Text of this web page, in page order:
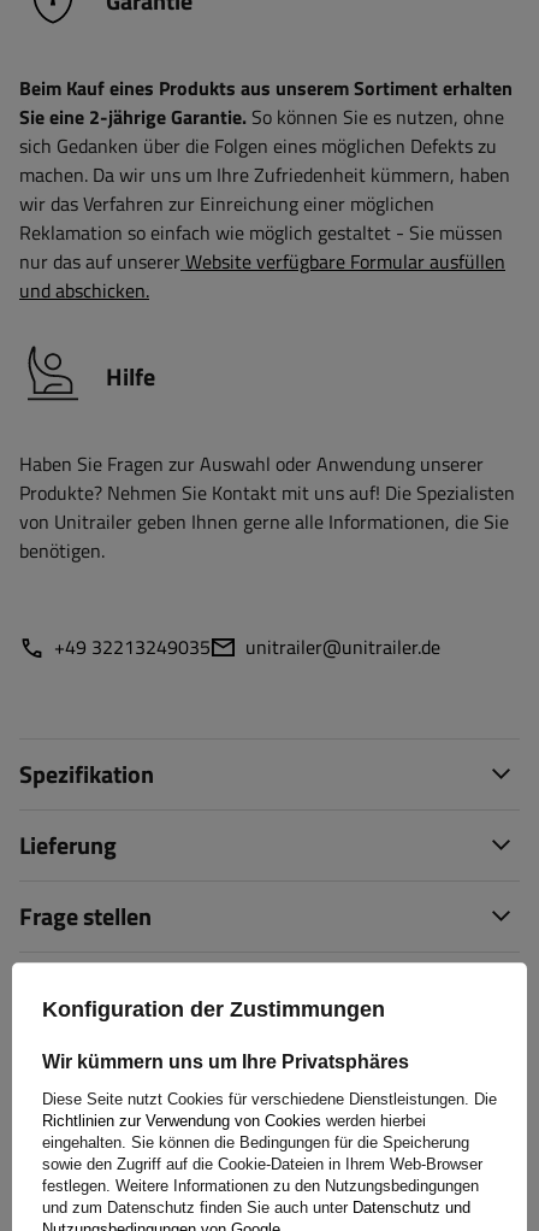
Beim Kauf eines Produkts aus unserem Sortiment erhalten
Sie eine 2-jährige Garantie. So können Sie es nutzen, ohne
sich Gedanken über die Folgen eines möglichen Defekts zu
machen. Da wir uns um Ihre Zufriedenheit kümmern, haben
wir das Verfahren zur Einreichung einer möglichen
Reklamation so einfach wie möglich gestaltet - Sie müssen
nur das auf unsererWebsite verfügbare Formular ausfüllen
und abschicken.
Hilfe
Haben Sie Fragen zur Auswahl oder Anwendung unserer
Produkte? Nehmen Sie Kontakt mit uns auf! Die Spezialisten
von Unitrailer geben Ihnen gerne alle Informationen, die Sie
benötigen.
+49 32213249035 unitrailer@unitrailer.de
Spezifikation
Lieferung
Frage stellen
Bewertung schreiben
Ihre Bewertung:
5/5
Konfiguration der Zustimmungen
Wir kümmern uns um Ihre Privatsphäres
Diese Seite nutzt Cookies für verschiedene Dienstleistungen. Die
Richtlinien zur Verwendung von Cookies werden hierbei
eingehalten. Sie können die Bedingungen für die Speicherung
sowie den Zugriff auf die Cookie-Dateien in Ihrem Web-Browser
festlegen. Weitere Informationen zu den Nutzungsbedingungen
und zum Datenschutz finden Sie auch unter Datenschutz und